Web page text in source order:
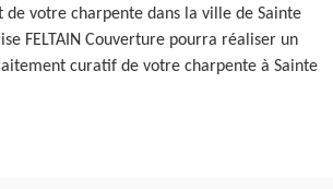
votre charpente dans la ville de Sainte
FELTAIN Couverture pourra réaliser un
curatif de votre charpente à Sainte